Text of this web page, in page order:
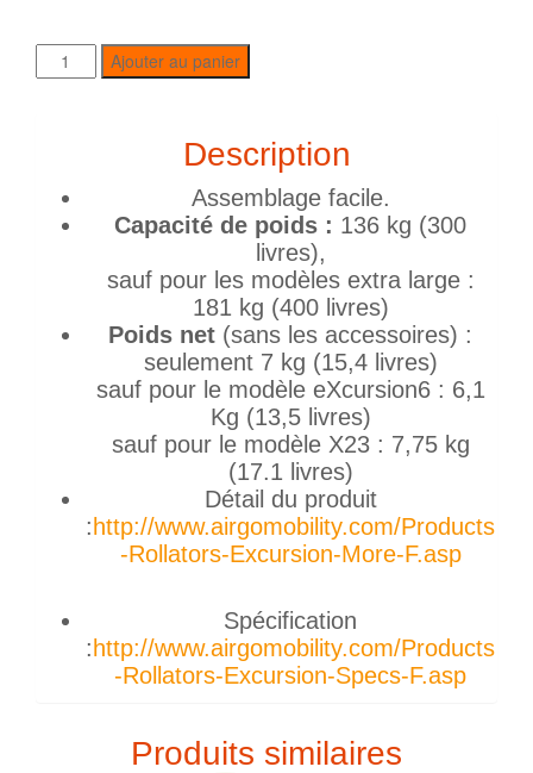
Ajouter au panier
Description
Assemblage facile.
Capacité de poids : 136 kg (300
livres),
sauf pour les modèles extra large :
181 kg (400 livres)
Poids net (sans les accessoires) :
seulement 7 kg (15,4 livres)
sauf pour le modèle eXcursion6 : 6,1
Kg (13,5 livres)
sauf pour le modèle X23 : 7,75 kg
(17.1 livres)
Détail du produit
: http://www.airgomobility.com/Products
-Rollators-Excursion-More-F.asp
Spécification
: http://www.airgomobility.com/Products
-Rollators-Excursion-Specs-F.asp
Produits similaires